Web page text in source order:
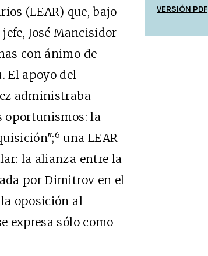
(LEAR) que, bajo
José Mancisidor
con ánimo de
. El apoyo del
administraba
oportunismos: la
6 una LEAR
la alianza entre la
por Dimitrov en el
oposición al
expresa sólo como
VERSIÓN PDF